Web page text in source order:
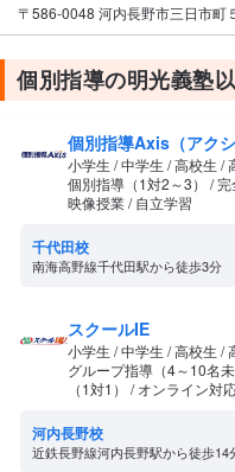
〒586-0048 河内長野市三日市
個別指導の明光義塾
個別指導Axis（アクシ
小学生 / 中学生 / 高校生 /
個別指導（1対2～3） /
映像授業 / 自立学習
千代田校
南海高野線千代田駅から徒歩3分
スクールIE
小学生 / 中学生 / 高校生 /
グループ指導（4～10名
（1対1） / オンライン対
河内長野校
近鉄長野線河内長野駅から徒歩14